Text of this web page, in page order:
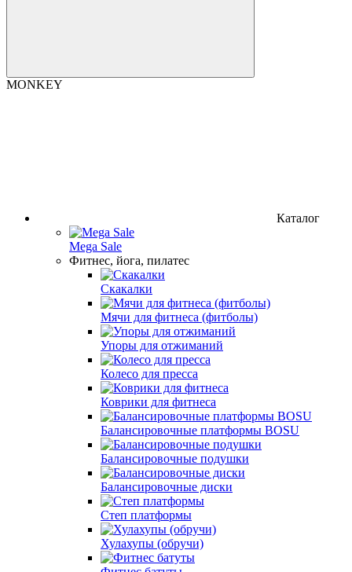
MONKEY
Каталог
Mega Sale
Фитнес, йога, пилатес
Скакалки
Мячи для фитнеса (фитболы)
Упоры для отжиманий
Колесо для пресса
Коврики для фитнеса
Балансировочные платформы BOSU
Балансировочные подушки
Балансировочные диски
Степ платформы
Хулахупы (обручи)